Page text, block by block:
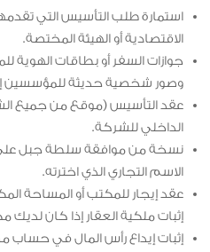
استمارة طلب التأسيس التي
الاقتصادية أو الهيئة المختصة.
جوازات السفر أو بطاقات الهوية
وصور شخصية حديثة للمؤسسين
عقد التأسيس (موقع من جميع
الداخلي للشركة.
نسخة من موافقة سلطة جبل علي
الاسم التجاري الذي اخترته.
عقد إيجار للمكتب أو المساحة
إثبات ملكية العقار إذا كان
إثبات إيداع رأس المال في